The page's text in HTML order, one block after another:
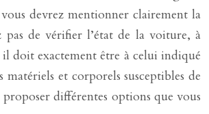
devrez mentionner clairement la
pas de vérifier l’état de la voiture, à
doit exactement être à celui indiqué
et corporels susceptibles de
différentes options que vous